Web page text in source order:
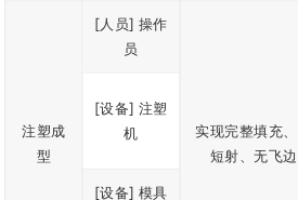
注塑成
型
[人员] 操作
员
实现完整填充
短射、无飞边
[设备] 注塑
机
[设备] 模具